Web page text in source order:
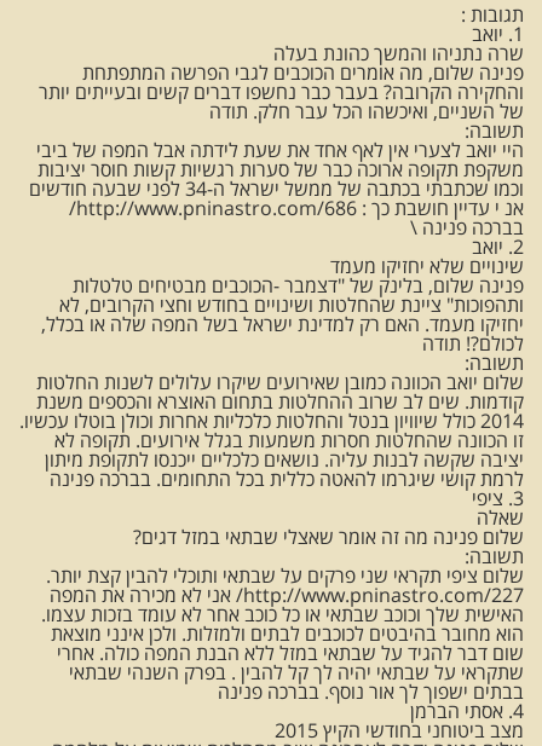
תגובות :
1. יואב
שרה נתניהו והמשך כהונת בעלה
פנינה שלום, מה אומרים הכוכבים לגבי הפרשה המתפתחת
והחקירה הקרובה? בעבר כבר נחשפו דברים קשים ובעייתים יותר
של השניים, ואיכשהו הכל עבר חלק. תודה
תשובה:
היי יואב לצערי אין לאף אחד את שעת לידתה אבל המפה של ביבי
משקפת תקופה ארוכה כבר של סערות רגשיות קשות חוסר יציבות
וכמו שכתבתי בכתבה של ממשל ישראל ה-34 לפני שבעה חודשים
אנ י עדיין חושבת כך : http://www.pninastro.com/686/
בברכה פנינה \
2. יואב
שינויים שלא יחזיקו מעמד
פנינה שלום, בלינק של "דצמבר -הכוכבים מבטיחים טלטלות
ותהפוכות" ציינת שהחלטות ושינויים בחודש וחצי הקרובים, לא
יחזיקו מעמד. האם רק למדינת ישראל בשל המפה שלה או בכלל,
לכולם?! תודה
תשובה:
שלום יואב הכוונה כמובן שאירועים שיקרו עלולים לשנות החלטות
קודמות. שים לב שרוב ההחלטות בתחום האוצרא והכספים משנת
2014 כולל שיוויון בנטל והחלטות כלכליות אחרות וכולן בוטלו עכשיו.
זו הכוונה שהחלטות חסרות משמעות בגלל אירועים. תקופה לא
יציבה שקשה לבנות עליה. נושאים כלכליים ייכנסו לתקופת מיתון
לרמת קושי שיגרמו להאטה כללית בכל התחומים. בברכה פנינה
3. ציפי
שאלה
שלום פנינה מה זה אומר שאצלי שבתאי במזל דגים?
תשובה:
שלום ציפי תקראי שני פרקים על שבתאי ותוכלי להבין קצת יותר.
http://www.pninastro.com/227/ אני לא מכירה את המפה
האישית שלך וכוכב שבתאי או כל כוכב אחר לא עומד בזכות עצמו.
הוא מחובר בהיבטים לכוכבים לבתים ולמזלות. ולכן אינני מוצאת
שום דבר להגיד על שבתאי במזל ללא הבנת המפה כולה. אחרי
שתקראי על שבתאי יהיה לך קל להבין . בפרק השנהי שבתאי
בבתים ישפוך לך אור נוסף. בברכה פנינה
4. אסתי הברמן
מצב ביטוחני בחודשי הקיץ 2015